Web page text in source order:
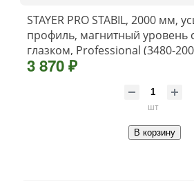
STAYER PRO STABIL, 2000 мм,
профиль, магнитный уровень
глазком, Professional (3480-
3 870 ₽
шт
В корзину